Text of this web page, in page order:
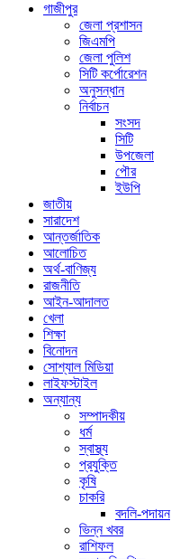
গাজীপুর
জেলা প্রশাসন
জিএমপি
জেলা পুলিশ
সিটি কর্পোরেশন
অনুসন্ধান
নির্বাচন
সংসদ
সিটি
উপজেলা
পৌর
ইউপি
জাতীয়
সারাদেশ
আন্তর্জাতিক
আলোচিত
অর্থ-বাণিজ্য
রাজনীতি
আইন-আদালত
খেলা
শিক্ষা
বিনোদন
সোশ্যাল মিডিয়া
লাইফস্টাইল
অন্যান্য
সম্পাদকীয়
ধর্ম
স্বাস্থ্য
প্রযুক্তি
কৃষি
চাকরি
বদলি-পদায়ন
ভিন্ন খবর
রাশিফল